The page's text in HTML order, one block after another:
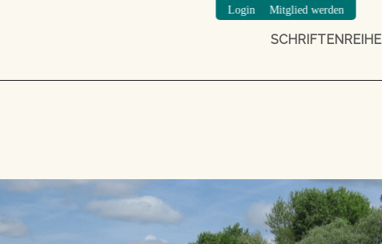
SCHRIFTENREIHE
Login/Mitglied werden